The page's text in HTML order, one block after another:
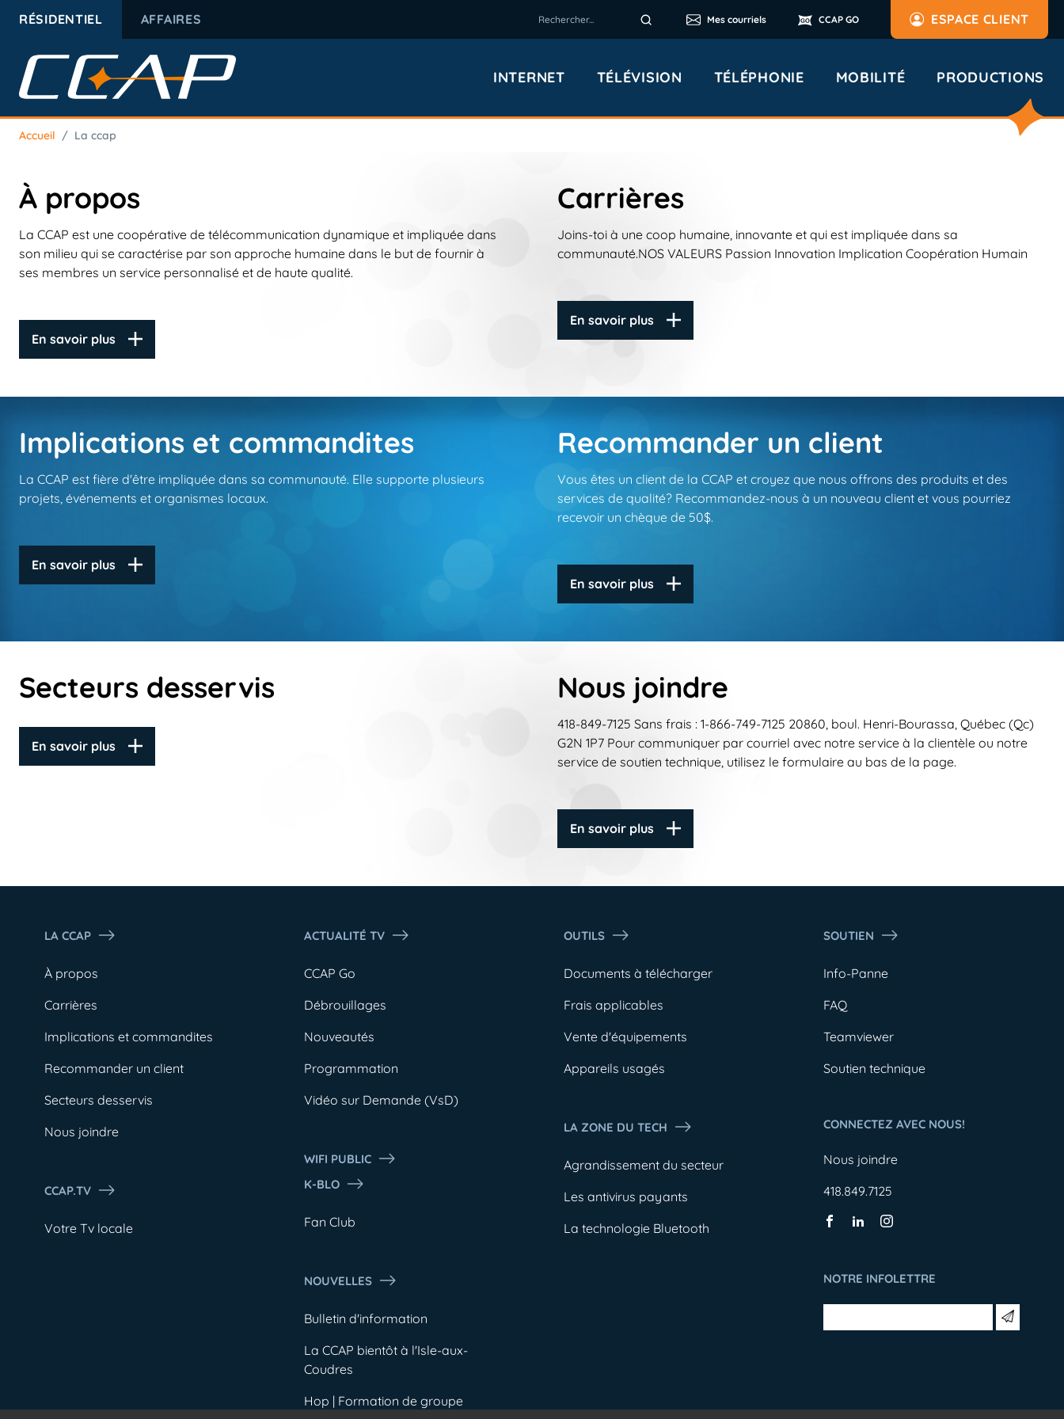
RÉSIDENTIEL AFFAIRES Mes courriels CCAP GO ESPACE CLIENT
INTERNET TÉLÉVISION TÉLÉPHONIE MOBILITÉ PRODUCTIONS
Accueil / La ccap
À propos
La CCAP est une coopérative de télécommunication dynamique et impliquée dans
son milieu qui se caractérise par son approche humaine dans le but de fournir à
ses membres un service personnalisé et de haute qualité.
En savoir plus
Carrières
Joins-toi à une coop humaine, innovante et qui est impliquée dans sa
communauté.NOS VALEURS Passion Innovation Implication Coopération Humain
En savoir plus
Implications et commandites
La CCAP est fière d'être impliquée dans sa communauté. Elle supporte plusieurs
projets, événements et organismes locaux.
En savoir plus
Recommander un client
Vous êtes un client de la CCAP et croyez que nous offrons des produits et des
services de qualité? Recommandez-nous à un nouveau client et vous pourriez
recevoir un chèque de 50$.
En savoir plus
Secteurs desservis
En savoir plus
Nous joindre
418-849-7125 Sans frais : 1-866-749-7125 20860, boul. Henri-Bourassa, Québec (Qc)
G2N 1P7 Pour communiquer par courriel avec notre service à la clientèle ou notre
service de soutien technique, utilisez le formulaire au bas de la page.
En savoir plus
LA CCAP
À propos
Carrières
Implications et commandites
Recommander un client
Secteurs desservis
Nous joindre
CCAP.TV
Votre Tv locale
ACTUALITÉ TV
CCAP Go
Débrouillages
Nouveautés
Programmation
Vidéo sur Demande (VsD)
WIFI PUBLIC
K-BLO
Fan Club
NOUVELLES
Bulletin d'information
La CCAP bientôt à l'Isle-aux-
Coudres
Hop | Formation de groupe
OUTILS
Documents à télécharger
Frais applicables
Vente d'équipements
Appareils usagés
LA ZONE DU TECH
Agrandissement du secteur
Les antivirus payants
La technologie Bluetooth
SOUTIEN
Info-Panne
FAQ
Teamviewer
Soutien technique
CONNECTEZ AVEC NOUS!
Nous joindre
418.849.7125
NOTRE INFOLETTRE